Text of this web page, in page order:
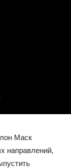
Маск
направлений,